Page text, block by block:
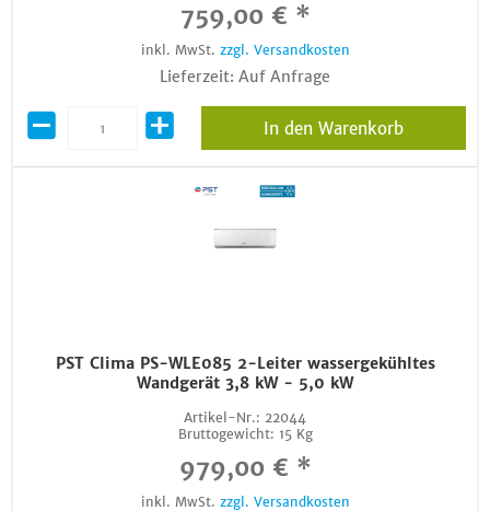
759,00 € *
inkl. MwSt. zzgl. Versandkosten
Lieferzeit: Auf Anfrage
In den Warenkorb
PST Clima PS-WLE085 2-Leiter wassergekühltes
Wandgerät 3,8 kW - 5,0 kW
Artikel-Nr.: 22044
Bruttogewicht: 15 Kg
979,00 € *
inkl. MwSt. zzgl. Versandkosten